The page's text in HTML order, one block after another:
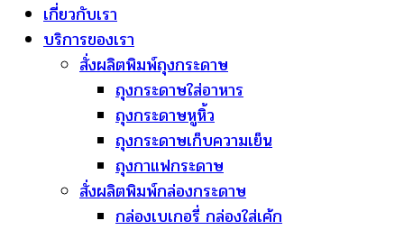
เกี่ยวกับเรา
บริการของเรา
สั่งผลิตพิมพ์ถุงกระดาษ
ถุงกระดาษใส่อาหาร
ถุงกระดาษหูหิ้ว
ถุงกระดาษเก็บความเย็น
ถุงกาแฟกระดาษ
สั่งผลิตพิมพ์กล่องกระดาษ
กล่องเบเกอรี่ กล่องใส่เค้ก